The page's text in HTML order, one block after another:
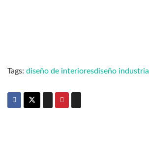
Tags: diseño de interioresdiseño industrial